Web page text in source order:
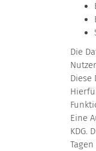
Die
Eine
KDG.